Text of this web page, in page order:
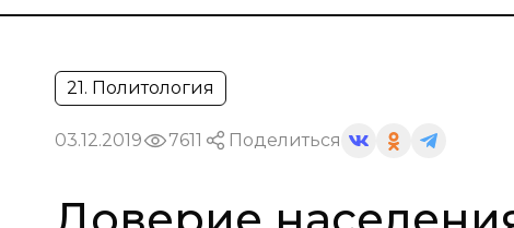
21. Политология
03.12.2019 7611 Поделиться